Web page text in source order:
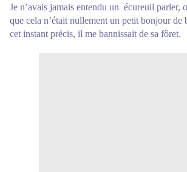
Je n’avais jamais entendu un écureuil parler,
que cela n’était nullement un petit bonjour de
cet instant précis, il me bannissait de sa fôret.